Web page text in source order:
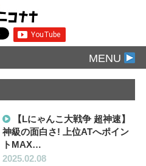
MENU
【Lにゃんこ大戦争 超神速】
神級の面白さ! 上位ATへポイン
トMAX…
2025.02.08